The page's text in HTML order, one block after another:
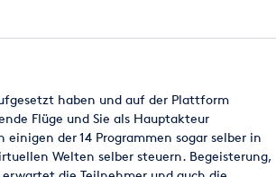
haben und auf der Plattform
Flüge und Sie als Hauptakteur
der 14 Programmen sogar selber in
Welten selber steuern. Begeisterung,